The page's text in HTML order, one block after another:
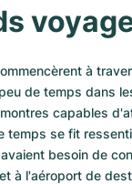
à
de temps dans
capables
temps se fit
besoin de
à l'aéroport de